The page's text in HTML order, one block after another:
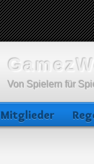
Von Spielern für
Mitglieder